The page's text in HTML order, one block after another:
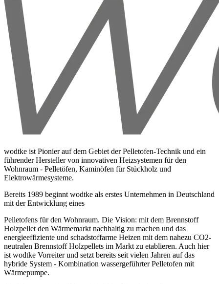
wodtke ist Pionier auf dem Gebiet der Pelletofen-Technik und ein
führender Hersteller von innovativen Heizsystemen für den
Wohnraum - Pelletöfen, Kaminöfen für Stückholz und
Elektrowärmesysteme.
Bereits 1989 beginnt wodtke als erstes Unternehmen in Deutschland
mit der Entwicklung eines
Pelletofens für den Wohnraum. Die Vision: mit dem Brennstoff
Holzpellet den Wärmemarkt nachhaltig zu machen und das
energieeffiziente und schadstoffarme Heizen mit dem nahezu CO2-
neutralen Brennstoff Holzpellets im Markt zu etablieren. Auch hier
ist wodtke Vorreiter und setzt bereits seit vielen Jahren auf das
hybride System - Kombination wassergeführter Pelletofen mit
Wärmepumpe.